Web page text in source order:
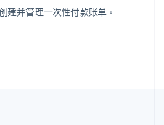
并管理一次性付款账单。